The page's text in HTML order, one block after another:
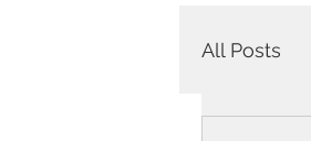
All Posts